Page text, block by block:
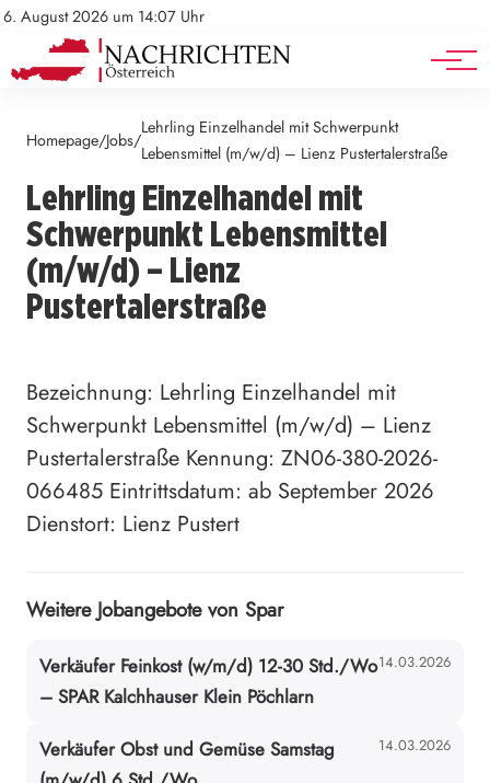
6. August 2026 um 14:07 Uhr
Mediadaten
Werbung
Stellenangebote
Veranstaltungen
Homepage/Jobs/
Lehrling Einzelhandel mit Schwerpunkt
Lebensmittel (m/w/d) – Lienz Pustertalerstraße
Lehrling Einzelhandel mit
Schwerpunkt Lebensmittel
(m/w/d) – Lienz
Pustertalerstraße
Bezeichnung: Lehrling Einzelhandel mit
Schwerpunkt Lebensmittel (m/w/d) – Lienz
Pustertalerstraße Kennung: ZN06-380-2026-
066485 Eintrittsdatum: ab September 2026
Dienstort: Lienz Pustert
Weitere Jobangebote von Spar
Verkäufer Feinkost (w/m/d) 12-30 Std./Wo
– SPAR Kalchhauser Klein Pöchlarn
14.03.2026
Verkäufer Obst und Gemüse Samstag
14.03.2026